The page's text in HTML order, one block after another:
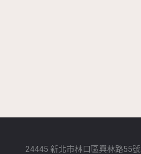
24445 新北市林口區興林路55號